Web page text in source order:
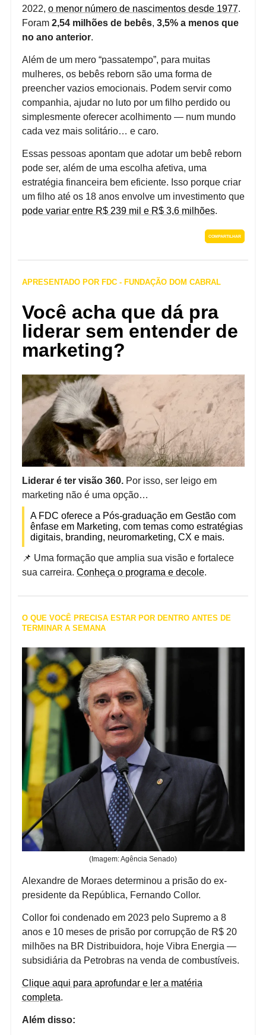
2022, o menor número de nascimentos desde 1977.
Foram 2,54 milhões de bebês, 3,5% a menos que
no ano anterior.
Além de um mero “passatempo”, para muitas
mulheres, os bebês reborn são uma forma de
preencher vazios emocionais. Podem servir como
companhia, ajudar no luto por um filho perdido ou
simplesmente oferecer acolhimento — num mundo
cada vez mais solitário… e caro.
Essas pessoas apontam que adotar um bebê reborn
pode ser, além de uma escolha afetiva, uma
estratégia financeira bem eficiente. Isso porque criar
um filho até os 18 anos envolve um investimento que
pode variar entre R$ 239 mil e R$ 3,6 milhões.
COMPARTILHAR
APRESENTADO POR FDC - FUNDAÇÃO DOM CABRAL
Você acha que dá pra
liderar sem entender de
marketing?
Liderar é ter visão 360.Por isso, ser leigo em
marketing não é uma opção…
A FDC oferece a Pós-graduação em Gestão com
ênfase em Marketing, com temas como estratégias
digitais, branding, neuromarketing, CX e mais.
📌 Uma formação que amplia sua visão e fortalece
sua carreira. Conheça o programa e decole.
O QUE VOCÊ PRECISA ESTAR POR DENTRO ANTES DE
TERMINAR A SEMANA
(Imagem: Agência Senado)
Alexandre de Moraes determinou a prisão do ex-
presidente da República, Fernando Collor.
Collor foi condenado em 2023 pelo Supremo a 8
anos e 10 meses de prisão por corrupção de R$ 20
milhões na BR Distribuidora, hoje Vibra Energia —
subsidiária da Petrobras na venda de combustíveis.
Clique aqui para aprofundar e ler a matéria
completa.
Além disso: